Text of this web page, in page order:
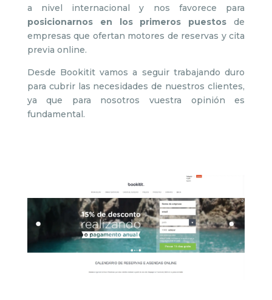
a nivel internacional y nos favorece para
posicionarnos en los primeros puestos de
empresas que ofertan motores de reservas y cita
previa online.
Desde Bookitit vamos a seguir trabajando duro
para cubrir las necesidades de nuestros clientes,
ya que para nosotros vuestra opinión es
fundamental.